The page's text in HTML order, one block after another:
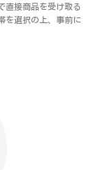
直接商品を受け取る
を選択の上、事前に